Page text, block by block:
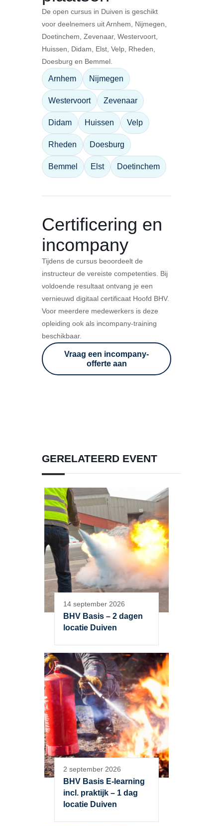
De open cursus in Duiven is geschikt
voor deelnemers uit Arnhem, Nijmegen,
Doetinchem, Zevenaar, Westervoort,
Huissen, Didam, Elst, Velp, Rheden,
Doesburg en Bemmel.
Arnhem Nijmegen
Westervoort Zevenaar
Didam Huissen Velp
Rheden Doesburg
Bemmel Elst Doetinchem
Certificering en
incompany
Tijdens de cursus beoordeelt de
instructeur de vereiste competenties. Bij
voldoende resultaat ontvang je een
vernieuwd digitaal certificaat Hoofd BHV.
Voor meerdere medewerkers is deze
opleiding ook als incompany-training
beschikbaar.
Vraag een incompany-
offerte aan
GERELATEERD EVENT
14 september 2026
BHV Basis – 2 dagen
locatie Duiven
2 september 2026
BHV Basis E-learning
incl. praktijk – 1 dag
locatie Duiven